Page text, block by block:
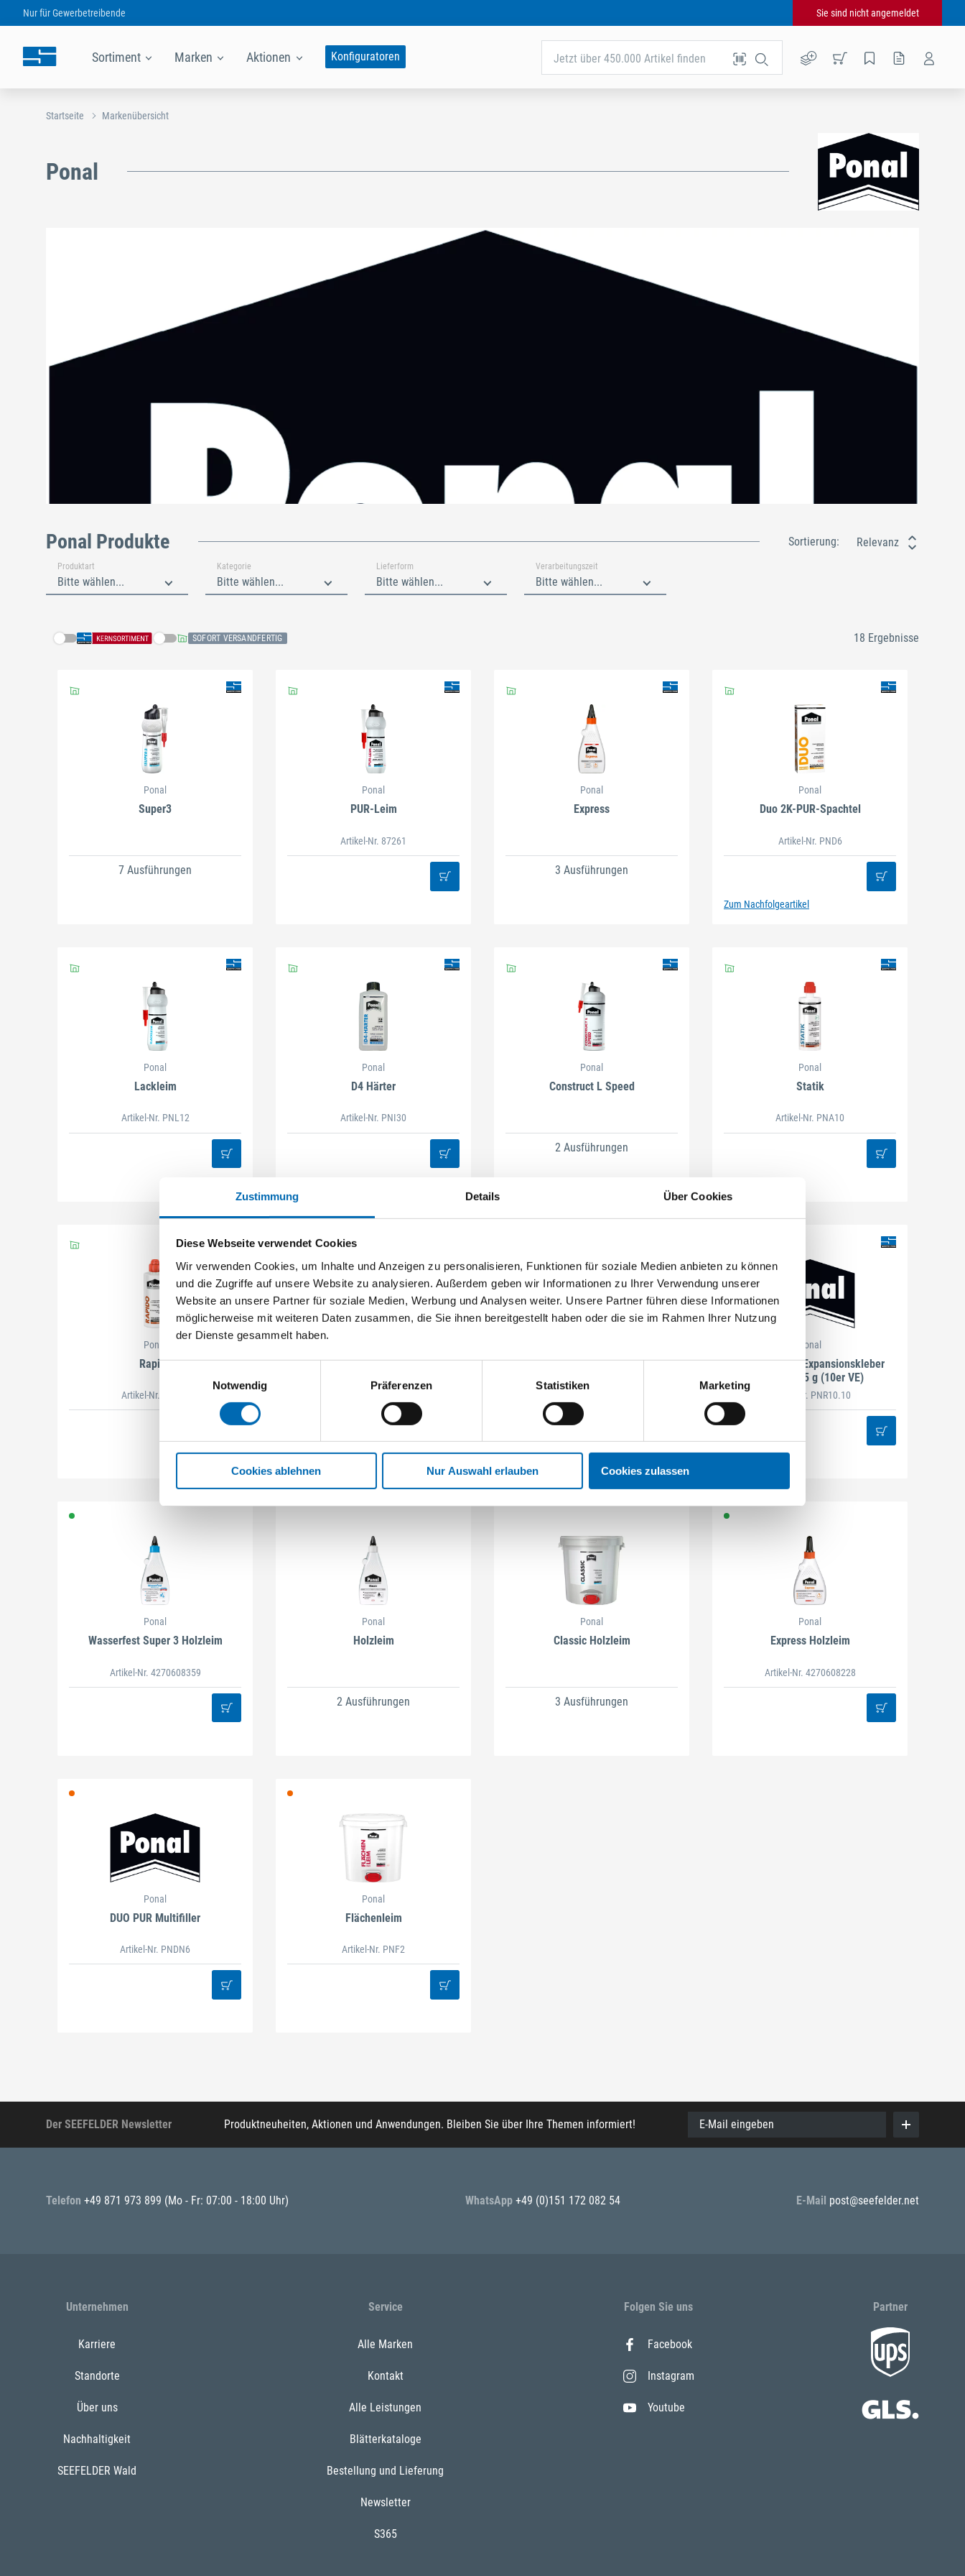
Zustimmung Details Über Cookies
Diese Webseite verwendet Cookies
Wir verwenden Cookies, um Inhalte und Anzeigen zu personalisieren, Funktionen für soziale Medien anbieten zu können
und die Zugriffe auf unsere Website zu analysieren. Außerdem geben wir Informationen zu Ihrer Verwendung unserer
Website an unsere Partner für soziale Medien, Werbung und Analysen weiter. Unsere Partner führen diese Informationen
möglicherweise mit weiteren Daten zusammen, die Sie ihnen bereitgestellt haben oder die sie im Rahmen Ihrer Nutzung
der Dienste gesammelt haben.
Einwilligungsauswahl
Notwendig
Präferenzen Statistiken Marketing
Cookies ablehnen Nur Auswahl erlauben Cookies zulassen
Nur fürGewerbetreibende Sie sind nicht angemeldet
Sortiment Marken Aktionen Konfiguratoren Jetzt über 450.000 Artikel finden
Startseite Markenübersicht
Ponal
Ponal Produkte Sortierung: Relevanz
Produktart
Bitte wählen...
Kategorie
Bitte wählen...
Lieferform
Bitte wählen...
Verarbeitungszeit
Bitte wählen...
SOFORT VERSANDFERTIG 18 Ergebnisse
Ponal
Super3
7 Ausführungen
Ponal
PUR-Leim
Artikel-Nr. 87261
Ponal
Express
3 Ausführungen
Ponal
Duo 2K-PUR-Spachtel
Artikel-Nr. PND6
Zum Nachfolgeartikel
Ponal
Lackleim
Artikel-Nr. PNL12
Ponal
D4 Härter
Artikel-Nr. PNI30
Ponal
Construct L Speed
2 Ausführungen
Ponal
Statik
Artikel-Nr. PNA10
Ponal
Rapido
Artikel-Nr. PNR10
Montagekleber Pressal Hydro
Ponal
Ponal 2K-PUR Expansionskleber
Rapido 165 g (10er VE)
Artikel-Nr. PNR10.10
Ponal
Wasserfest Super 3 Holzleim
Artikel-Nr. 4270608359
Ponal
Holzleim
2 Ausführungen
Ponal
Classic Holzleim
3 Ausführungen
Ponal
Express Holzleim
Artikel-Nr. 4270608228
Ponal
DUO PUR Multifiller
Artikel-Nr. PNDN6
Ponal
Flächenleim
Artikel-Nr. PNF2
Der SEEFELDER Newsletter Produktneuheiten, Aktionen und Anwendungen. Bleiben Sie über Ihre Themen informiert! E-Mail eingeben
Telefon +49 871 973 899 (Mo - Fr: 07:00 - 18:00 Uhr) WhatsApp +49 (0)151 172 082 54 E-Mail post@seefelder.net
Unternehmen
Karriere
Standorte
Über uns
Nachhaltigkeit
SEEFELDER Wald
Service
Alle Marken
Kontakt
Alle Leistungen
Blätterkataloge
Bestellung und Lieferung
Newsletter
S365
Folgen Sie uns
Facebook
Instagram
Youtube
Partner